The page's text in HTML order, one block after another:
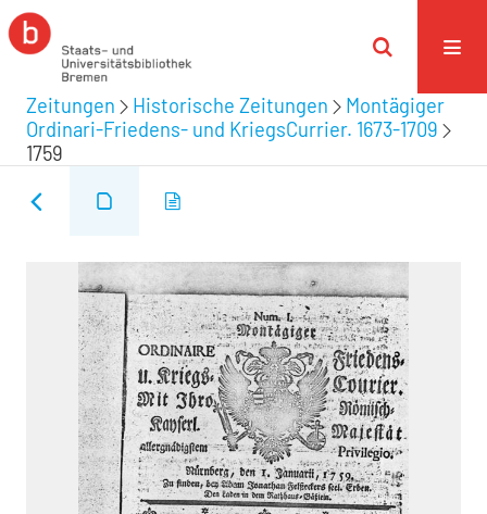
Zeitungen Historische Zeitungen
Montägiger
Ordinari-Friedens- und KriegsCurrier. 1673-1709
1759